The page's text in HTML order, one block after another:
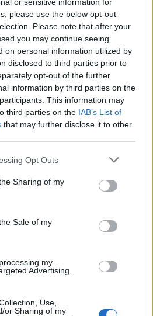
please use the below opt-out
Please note that after your
you may continue seeing
on personal information utilized by
disclosed to third parties prior to
opt-out of the further
information by third parties on the
This information may
third parties on the IAB’s List of
that may further disclose it to other
app uses one or more Google
usage behaviour. You may click to
and its third-party tags to
purposes in below Google
Opt Outs
Sharing of my
Sale of my
my
Advertising.
Use,
or Sharing of my
LUIZ JUNIOR
MOURIÑO
VEIGA
: Logan Costa, Kambwala, Pau
Pape Gueye (sanción).
once: Mikautadze será titular por
Cardona podría recuperar la
será titular en el centro del
jugarán de lateral derecho